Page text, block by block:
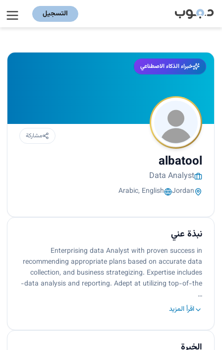
التسجيل
خبراء الذكاء الاصطناعي
مشاركة
albatool
Data Analyst
Jordan
Arabic, English
نبذة عني
Enterprising data Analyst with proven success in
recommending appropriate plans based on accurate data
collection, and business strategizing. Expertise includes
data analysis and reporting. Adept at utilizing top-of-the-
…
اقرأ المزيد